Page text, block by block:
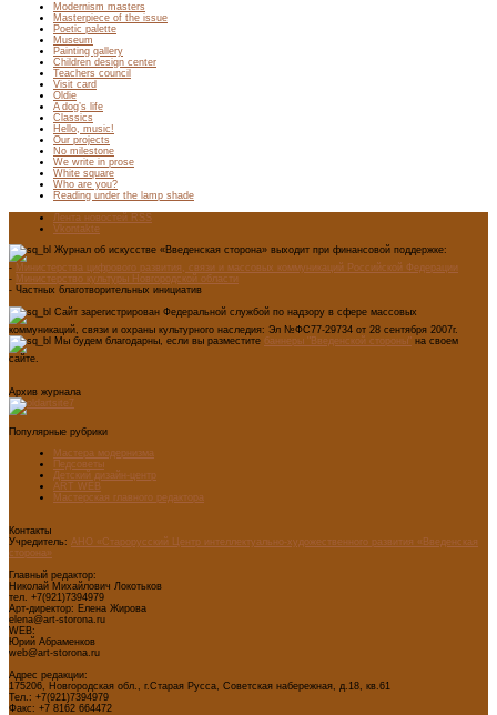
Modernism masters
Masterpiece of the issue
Poetic palette
Museum
Painting gallery
Children design center
Teachers council
Visit card
Oldie
A dog’s life
Classics
Hello, music!
Our projects
No milestone
We write in prose
White square
Who are you?
Reading under the lamp shade
Лента новостей RSS
Vkontakte
Журнал об искусстве «Введенская сторона» выходит при финансовой поддержке:
- Министерства цифрового развития, связи и массовых коммуникаций Российской Федерации
- Министерство культуры Новгородской области
- Частных благотворительных инициатив
Сайт зарегистрирован Федеральной службой по надзору в сфере массовых
коммуникаций, связи и охраны культурного наследия: Эл №ФС77-29734 от 28 сентября 2007г.
Мы будем благодарны, если вы разместите баннеры "Введенской стороны" на своем
сайте.
Архив журнала
Популярные рубрики
Мастера модернизма
Педсоветы
Детский дизайн-центр
ART WEB
Мастерская главного редактора
Контакты
Учредитель: АНО «Старорусский Центр интеллектуально-художественного развития «Введенская
сторона»
Главный редактор:
Николай Михайлович Локотьков
тел. +7(921)7394979
Арт-директор: Елена Жирова
elena@art-storona.ru
WEB:
Юрий Абраменков
web@art-storona.ru
Адрес редакции:
175206, Новгородская обл., г.Старая Русса, Советская набережная, д.18, кв.61
Тел.: +7(921)7394979
Факс: +7 8162 664472